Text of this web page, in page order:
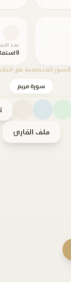
عدد
0 استماع
السور المتضمنة في
سورة مريم
ملف القارئ